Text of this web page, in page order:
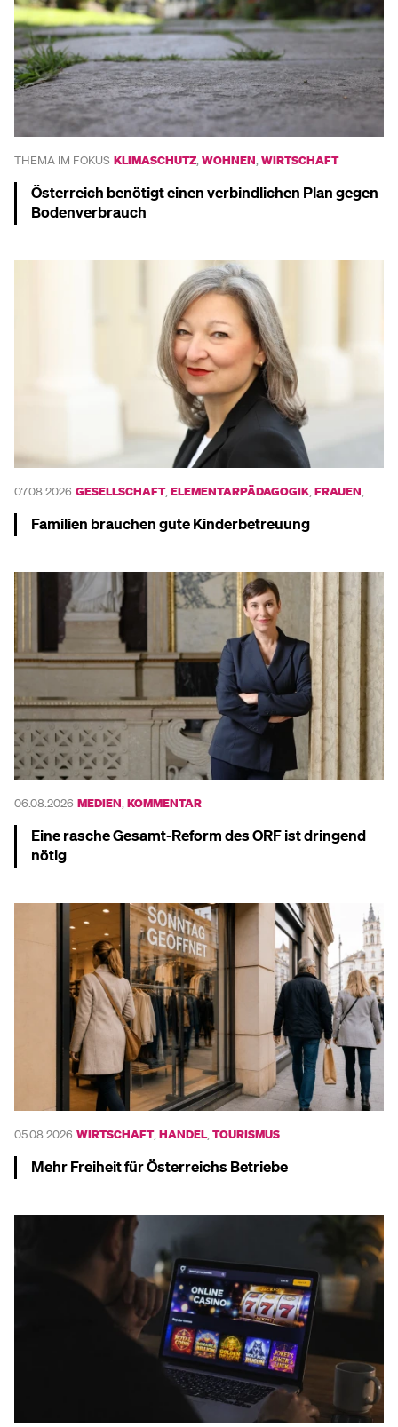
THEMA IM FOKUS KLIMASCHUTZ WOHNEN WIRTSCHAFT
Österreich benötigt einen verbindlichen Plan gegen
Bodenverbrauch
07.08.2026 GESELLSCHAFT, ELEMENTARPÄDAGOGIK FRAUEN
Familien brauchen gute Kinderbetreuung
06.08.2026 MEDIEN KOMMENTAR
Eine rasche Gesamt-Reform des ORF ist dringend
nötig
05.08.2026 WIRTSCHAFT, HANDEL, TOURISMUS
Mehr Freiheit für Österreichs Betriebe